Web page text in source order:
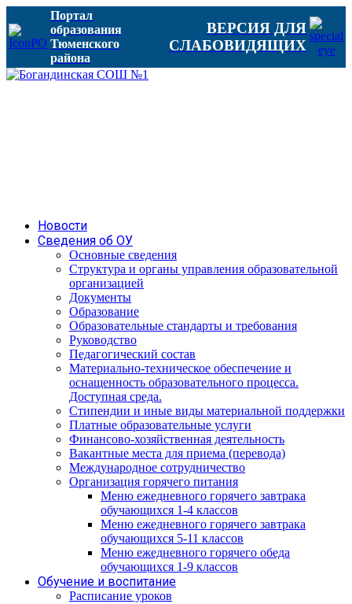
Портал
образования
Тюменского
района
ВЕРСИЯ ДЛЯ
СЛАБОВИДЯЩИХ
Новости
Сведения об ОУ
Основные сведения
Структура и органы управления образовательной
организацией
Документы
Образование
Образовательные стандарты и требования
Руководство
Педагогический состав
Материально-техническое обеспечение и
оснащенность образовательного процесса.
Доступная среда.
Стипендии и иные виды материальной поддержки
Платные образовательные услуги
Финансово-хозяйственная деятельность
Вакантные места для приема (перевода)
Международное сотрудничество
Организация горячего питания
Меню ежедневного горячего завтрака
обучающихся 1-4 классов
Меню ежедневного горячего завтрака
обучающихся 5-11 классов
Меню ежедневного горячего обеда
обучающихся 1-9 классов
Обучение и воспитание
Расписание уроков